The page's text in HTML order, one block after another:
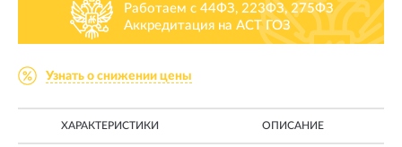
Работаем с 44ФЗ, 223ФЗ, 275ФЗ
Аккредитация на АСТ ГОЗ
Узнать о снижении цены
ХАРАКТЕРИСТИКИ ОПИСАНИЕ